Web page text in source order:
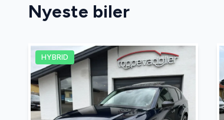
Automatisk lys
automatisk nødbremse
AUX tilslutning
Nyeste biler
HYBRID